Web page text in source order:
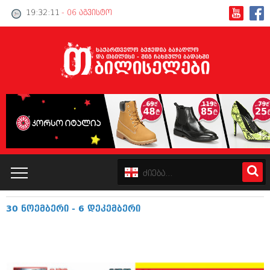
19:32:12 - 06 აგვისტო
კატალოგი
ინტერვიუები
30 ნოემბერი - 6 დეკემბერი